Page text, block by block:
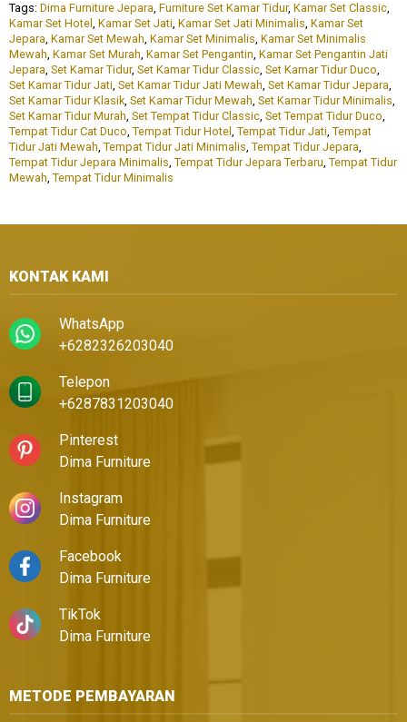
Tags: Dima Furniture Jepara, Furniture Set Kamar Tidur, Kamar Set Classic,
Kamar Set Hotel , Kamar Set Jati, Kamar Set Jati Minimalis, Kamar Set
Jepara, Kamar Set Mewah, Kamar Set Minimalis, Kamar Set Minimalis
Mewah, Kamar Set Murah, Kamar Set Pengantin, Kamar Set Pengantin Jati
Jepara, Set Kamar Tidur, Set Kamar Tidur Classic, Set Kamar Tidur Duco,
Set Kamar Tidur Jati, Set Kamar Tidur Jati Mewah, Set Kamar Tidur Jepara,
Set Kamar Tidur Klasik, Set Kamar Tidur Mewah, Set Kamar Tidur Minimalis,
Set Kamar Tidur Murah, Set Tempat Tidur Classic, Set Tempat Tidur Duco,
Tempat Tidur Cat Duco, Tempat Tidur Hotel , Tempat Tidur Jati, Tempat
Tidur Jati Mewah, Tempat Tidur Jati Minimalis, Tempat Tidur Jepara,
Tempat Tidur Jepara Minimalis, Tempat Tidur Jepara Terbaru, Tempat Tidur
Mewah, Tempat Tidur Minimalis
KONTAK KAMI
WhatsApp
+6282326203040
Telepon
+6287831203040
Pinterest
Dima Furniture
Instagram
Dima Furniture
Facebook
Dima Furniture
TikTok
Dima Furniture
METODE PEMBAYARAN